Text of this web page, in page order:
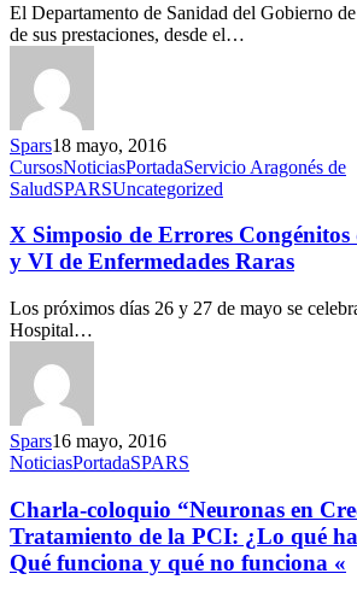
El Departamento de Sanidad del Gobierno
de sus prestaciones, desde el…
Spars18 mayo, 2016
CursosNoticiasPortadaServicio Aragonés de
SaludSPARSUncategorized
X Simposio de Errores
y VI de Enfermedades Raras
Los próximos días 26 y 27 de mayo se
Hospital…
Spars16 mayo, 2016
NoticiasPortadaSPARS
Charla-coloquio “Neuronas en
Tratamiento de la PCI: ¿Lo qué
Qué funciona y qué no funciona «